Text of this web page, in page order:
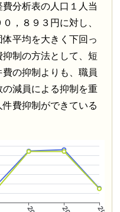
分析表の人口１人当
，８９３円に対し、
平均を大きく下回っ
制の方法として、短
の抑制よりも、職員
減員による抑制を重
費抑制ができている